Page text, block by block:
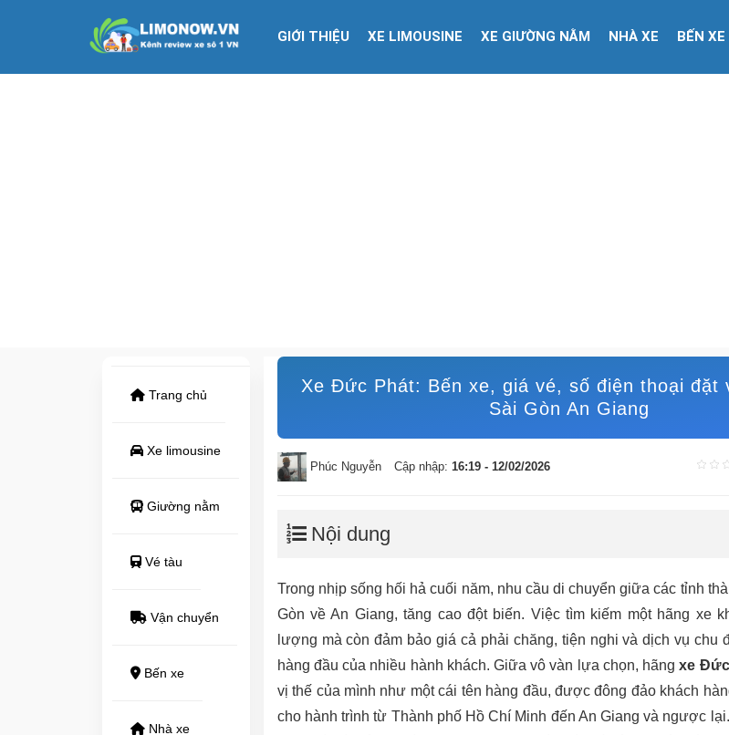
GIỚI THIỆU XE LIMOUSINE XE GIƯỜNG NẰM NHÀ XE BẾN XE
Trang chủ
Xe limousine
Giường nằm
Vé tàu
Vận chuyển
Bến xe
Nhà xe
Xe Đức Phát: Bến xe, giá vé, số điện thoại đặt
Sài Gòn An Giang
Phúc Nguyễn Cập nhập: 16:19 - 12/02/2026
Nội dung
Trong nhịp sống hối hả cuối năm, nhu cầu di chuyển giữa các tỉnh
Gòn về An Giang, tăng cao đột biến. Việc tìm kiếm một hãng xe
lượng mà còn đảm bảo giá cả phải chăng, tiện nghi và dịch vụ chu
hàng đầu của nhiều hành khách. Giữa vô vàn lựa chọn, hãngxe
vị thế của mình như một cái tên hàng đầu, được đông đảo khách
cho hành trình từ Thành phố Hồ Chí Minh đến An Giang và ngược